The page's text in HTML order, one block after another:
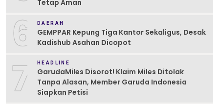
Tetap Aman
6 DAERAH
GEMPPAR Kepung Tiga Kantor Sekaligus, Desak
Kadishub Asahan Dicopot
7 HEADLINE
GarudaMiles Disorot! Klaim Miles Ditolak
Tanpa Alasan, Member Garuda Indonesia
Siapkan Petisi